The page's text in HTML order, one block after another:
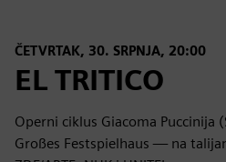
ČETVRTAK, 30. SRPNJA, 20:00
EL TRITICO
Operni ciklus Giacoma Puccinija
Großes Festspielhaus — na